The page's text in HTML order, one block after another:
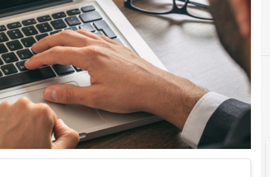
D
Data Protection
News, attualità e analisi Cyber sicurezza e privacy